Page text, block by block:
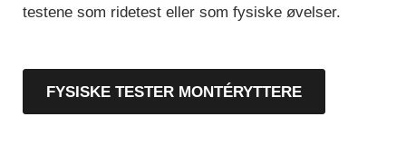
testene som ridetest eller som fysiske øvelser.
FYSISKE TESTER MONTÉRYTTERE